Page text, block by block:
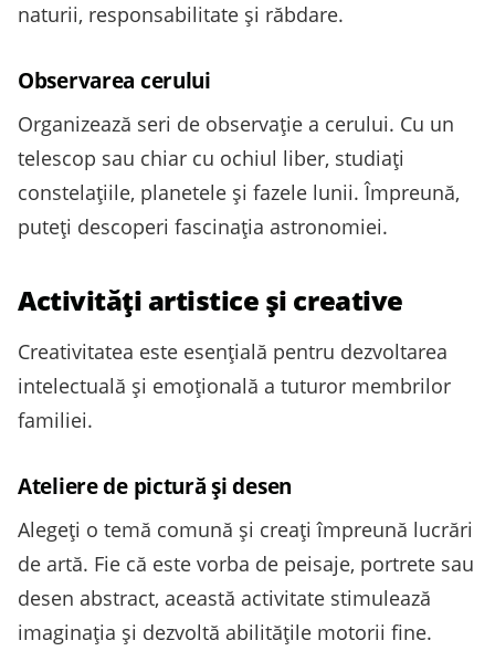
naturii, responsabilitate și răbdare.
Observarea cerului
Organizează seri de observație a cerului. Cu un
telescop sau chiar cu ochiul liber, studiați
constelațiile, planetele și fazele lunii. Împreună,
puteți descoperi fascinația astronomiei.
Activități artistice și creative
Creativitatea este esențială pentru dezvoltarea
intelectuală și emoțională a tuturor membrilor
familiei.
Ateliere de pictură și desen
Alegeți o temă comună și creați împreună lucrări
de artă. Fie că este vorba de peisaje, portrete sau
desen abstract, această activitate stimulează
imaginația și dezvoltă abilitățile motorii fine.